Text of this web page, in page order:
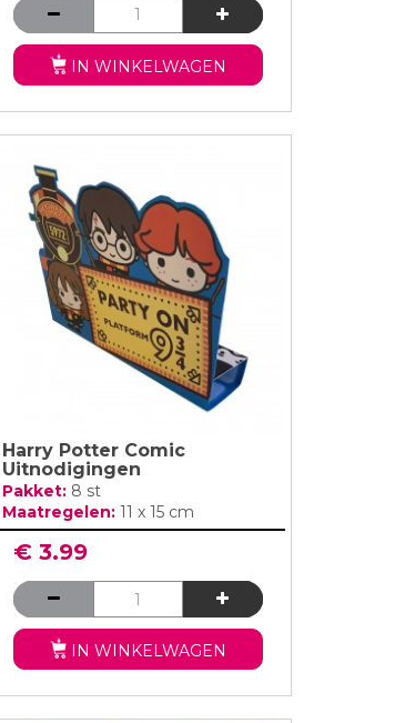
IN WINKELWAGEN
Harry Potter Comic
Uitnodigingen
Pakket: 8 st
Maatregelen: 11 x 15 cm
€ 3.99
IN WINKELWAGEN